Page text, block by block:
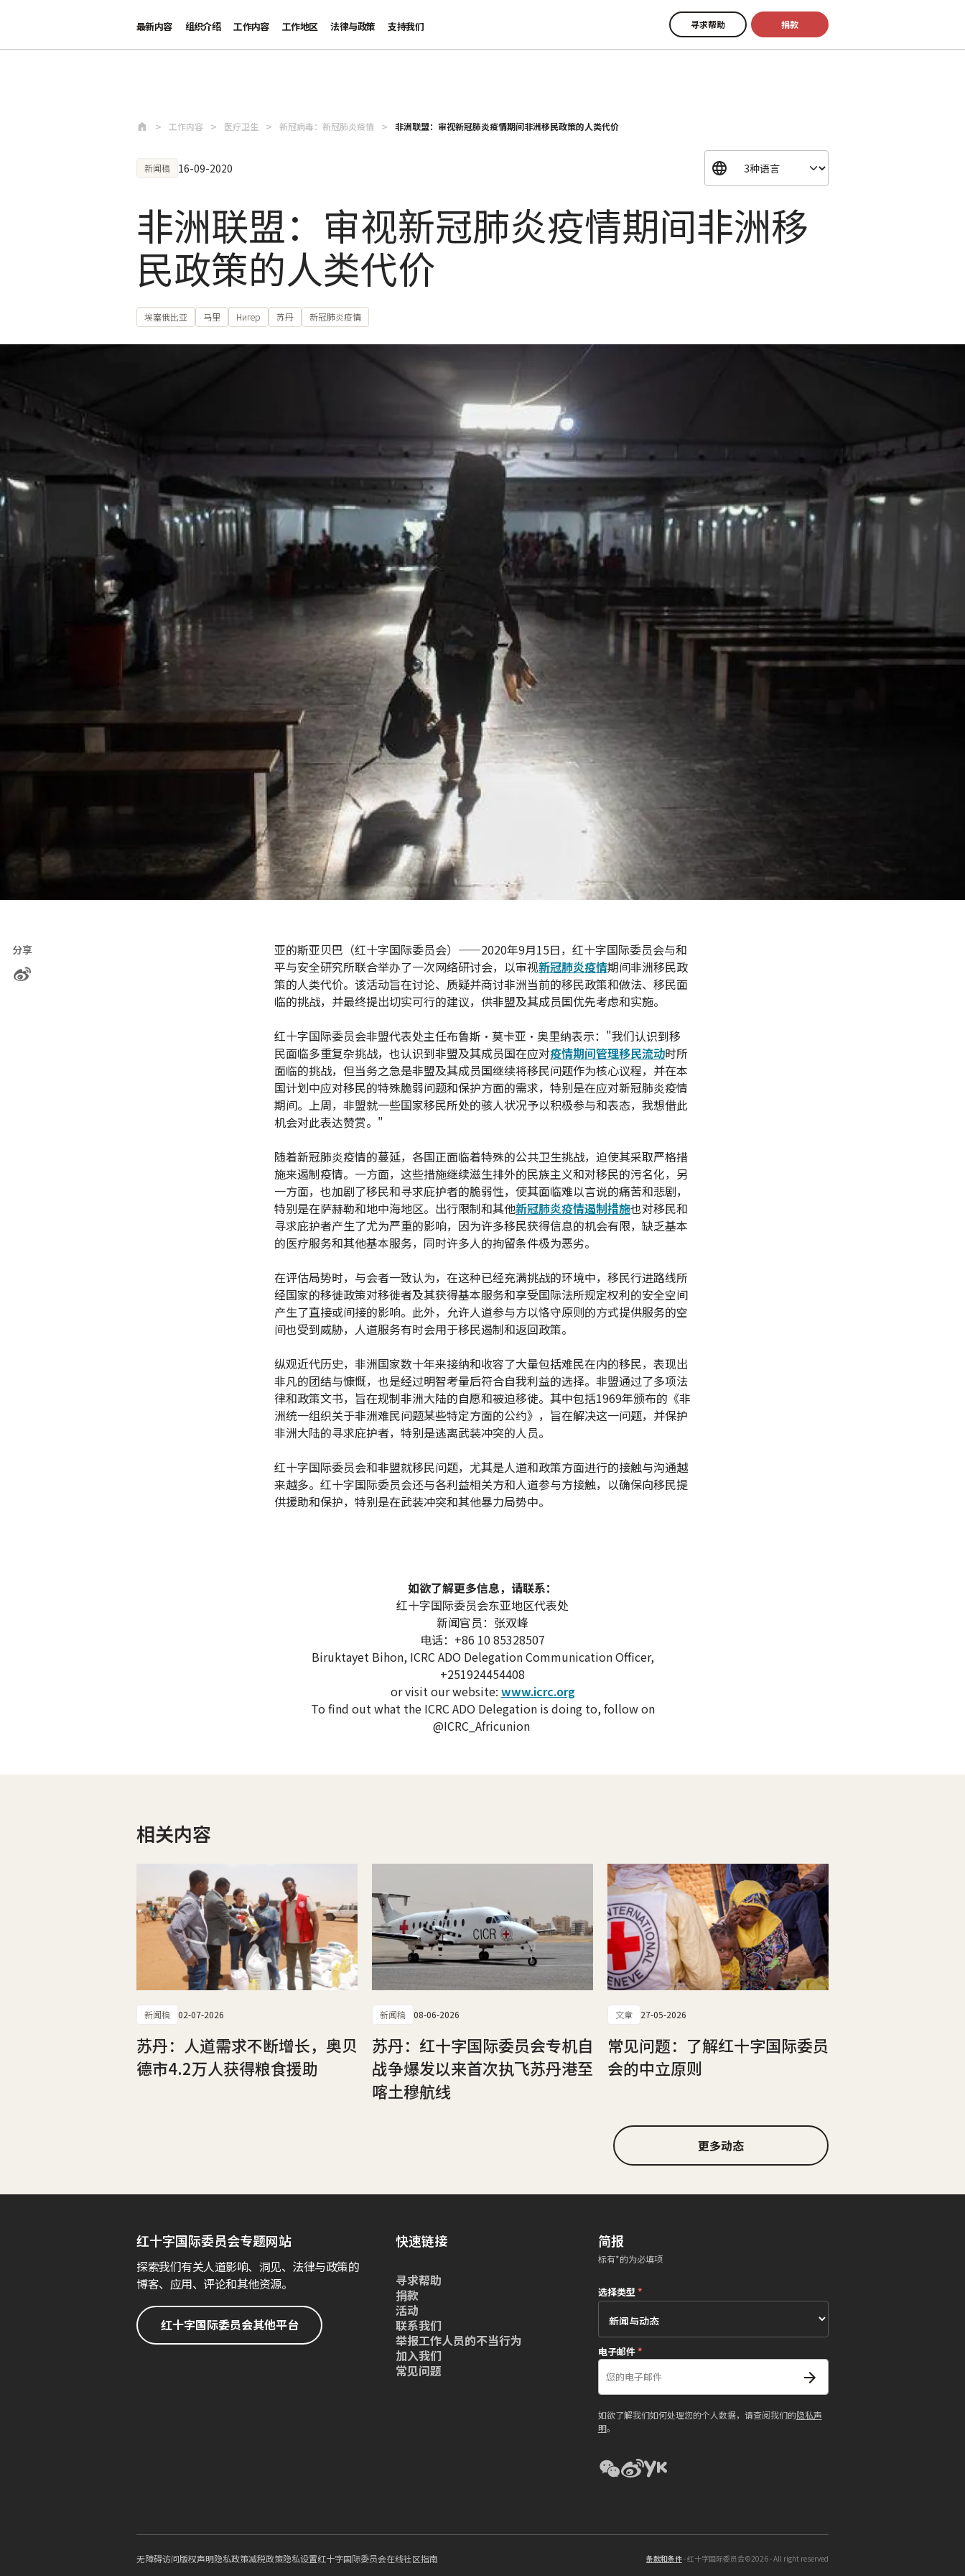
最新内容 组织介绍 工作内容 工作地区 法律与政策 支持我们 寻求帮助 捐款
工作内容 医疗卫生 新冠病毒：新冠肺炎疫情 非洲联盟：审视新冠肺炎疫情期间非洲移民政策的人类代价
新闻稿 16-09-2020
非洲联盟：审视新冠肺炎疫情期间非洲移
民政策的人类代价
埃塞俄比亚 马里 Нигер 苏丹 新冠肺炎疫情
分享
亚的斯亚贝巴（红十字国际委员会）——2020年9月15日，红十字国际委员会与和
平与安全研究所联合举办了一次网络研讨会，以审视新冠肺炎疫情期间非洲移民政
策的人类代价。该活动旨在讨论、质疑并商讨非洲当前的移民政策和做法、移民面
临的挑战，并最终提出切实可行的建议，供非盟及其成员国优先考虑和实施。
红十字国际委员会非盟代表处主任布鲁斯·莫卡亚·奥里纳表示："我们认识到移
民面临多重复杂挑战，也认识到非盟及其成员国在应对疫情期间管理移民流动时所
面临的挑战，但当务之急是非盟及其成员国继续将移民问题作为核心议程，并在本
国计划中应对移民的特殊脆弱问题和保护方面的需求，特别是在应对新冠肺炎疫情
期间。上周，非盟就一些国家移民所处的骇人状况予以积极参与和表态，我想借此
机会对此表达赞赏。"
随着新冠肺炎疫情的蔓延，各国正面临着特殊的公共卫生挑战，迫使其采取严格措
施来遏制疫情。一方面，这些措施继续滋生排外的民族主义和对移民的污名化，另
一方面，也加剧了移民和寻求庇护者的脆弱性，使其面临难以言说的痛苦和悲剧，
特别是在萨赫勒和地中海地区。出行限制和其他新冠肺炎疫情遏制措施也对移民和
寻求庇护者产生了尤为严重的影响，因为许多移民获得信息的机会有限，缺乏基本
的医疗服务和其他基本服务，同时许多人的拘留条件极为恶劣。
在评估局势时，与会者一致认为，在这种已经充满挑战的环境中，移民行进路线所
经国家的移徙政策对移徙者及其获得基本服务和享受国际法所规定权利的安全空间
产生了直接或间接的影响。此外，允许人道参与方以恪守原则的方式提供服务的空
间也受到威胁，人道服务有时会用于移民遏制和返回政策。
纵观近代历史，非洲国家数十年来接纳和收容了大量包括难民在内的移民，表现出
非凡的团结与慷慨，也是经过明智考量后符合自我利益的选择。非盟通过了多项法
律和政策文书，旨在规制非洲大陆的自愿和被迫移徙。其中包括1969年颁布的《非
洲统一组织关于非洲难民问题某些特定方面的公约》，旨在解决这一问题，并保护
非洲大陆的寻求庇护者，特别是逃离武装冲突的人员。
红十字国际委员会和非盟就移民问题，尤其是人道和政策方面进行的接触与沟通越
来越多。红十字国际委员会还与各利益相关方和人道参与方接触，以确保向移民提
供援助和保护，特别是在武装冲突和其他暴力局势中。
如欲了解更多信息，请联系：
红十字国际委员会东亚地区代表处
新闻官员：张双峰
电话：+86 10 85328507
Biruktayet Bihon, ICRC ADO Delegation Communication Officer,
+251924454408
or visit our website: www.icrc.org
To find out what the ICRC ADO Delegation is doing to, follow on
@ICRC_Africunion
相关内容
新闻稿 02-07-2026
苏丹：人道需求不断增长，奥贝
德市4.2万人获得粮食援助
新闻稿 08-06-2026
苏丹：红十字国际委员会专机自
战争爆发以来首次执飞苏丹港至
喀土穆航线
文章 27-05-2026
常见问题：了解红十字国际委员
会的中立原则
更多动态
红十字国际委员会专题网站
探索我们有关人道影响、洞见、法律与政策的
博客、应用、评论和其他资源。
红十字国际委员会其他平台
快速链接
寻求帮助
捐款
活动
联系我们
举报工作人员的不当行为
加入我们
常见问题
简报
标有*的为必填项
选择类型*
电子邮件*
如欲了解我们如何处理您的个人数据，请查阅我们的隐私声
明。
无障碍访问版权声明隐私政策减税政策隐私设置红十字国际委员会在线社区指南 条款和条件- 红十字国际委员会©2026 - All right reserved